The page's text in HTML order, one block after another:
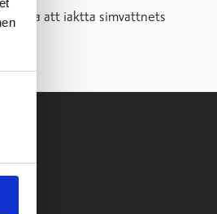
att iaktta simvattnets